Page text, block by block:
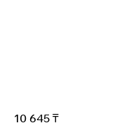
10 645 ₸